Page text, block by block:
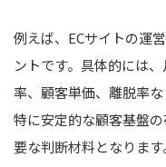
例えば、ECサイトの運
ントです。具体的には
率、顧客単価、離脱率
特に安定的な顧客基盤
要な判断材料となります